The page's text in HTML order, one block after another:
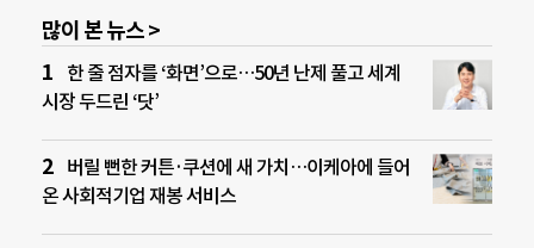
많이 본 뉴스 >
한 줄 점자를 ‘화면’으로…50년 난제 풀고 세계
시장 두드린 ‘닷’
버릴 뻔한 커튼·쿠션에 새 가치…이케아에 들어
온 사회적기업 재봉 서비스